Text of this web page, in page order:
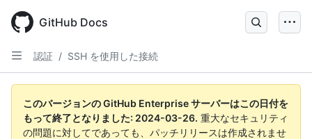
main
content
GitHub Docs
認証 / SSH を使用した接続
このバージョンの GitHub Enterprise サーバーはこの日付を
もって終了となりました: 2024-03-26. 重大なセキュリティ
の問題に対してであっても、パッチリリースは作成されませ